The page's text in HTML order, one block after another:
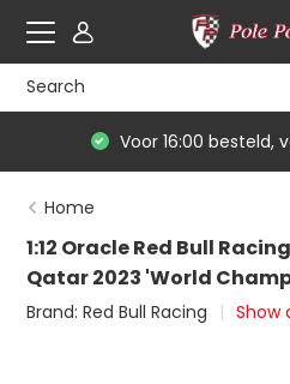
Voor 16:00 besteld,
Home
1:12 Oracle Red Bull
Qatar 2023 'World
Brand:Red Bull Racing Show